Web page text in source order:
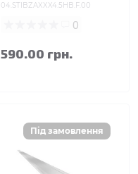
04.STIBZAXXX4.5HB.F.00
0
590.00 грн.